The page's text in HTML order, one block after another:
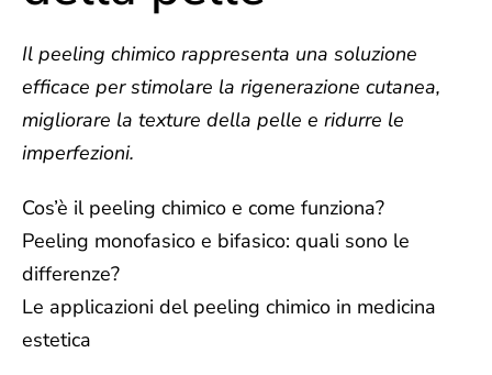
Il peeling chimico rappresenta una soluzione
efficace per stimolare la rigenerazione cutanea,
migliorare la texture della pelle e ridurre le
imperfezioni.
Cos’è il peeling chimico e come funziona?
Peeling monofasico e bifasico: quali sono le
differenze?
Le applicazioni del peeling chimico in medicina
estetica